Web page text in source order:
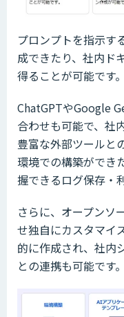
プロンプトを指示す
成できたり、社内ド
得ることが可能です。
ChatGPTやGoogle
合わせも可能で、社
豊富な外部ツールと
環境での構築ができ
握できるログ保存・
さらに、オープンソ
せ独自にカスタマイ
的に作成され、社内
との連携も可能です。